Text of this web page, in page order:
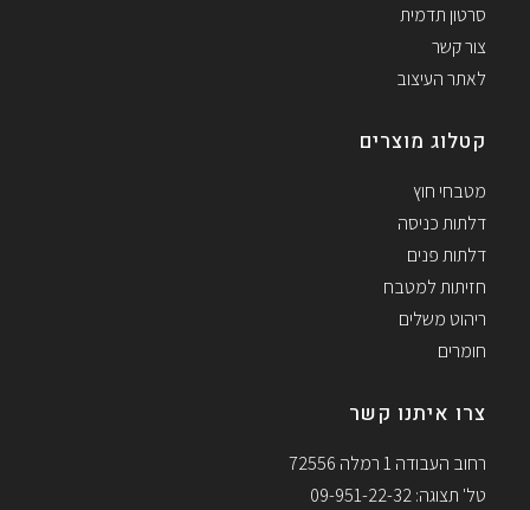
סרטון תדמית
צור קשר
לאתר העיצוב
קטלוג מוצרים
מטבחי חוץ
דלתות כניסה
דלתות פנים
חזיתות למטבח
ריהוט משלים
חומרים
צרו איתנו קשר
רחוב העבודה 1 רמלה 72556
טל' תצוגה: 09-951-22-32